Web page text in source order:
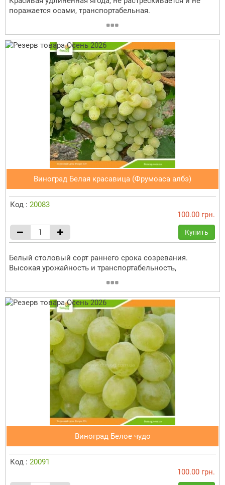
поражается осами, транспортабельная.
Виноград Белая красавица (Фрумоаса албэ)
Код : 20083
100.00 грн.
Купить
Белый столовый сорт раннего срока созревания.
Высокая урожайность и транспортабельность,
Виноград Белое чудо
Код : 20091
100.00 грн.